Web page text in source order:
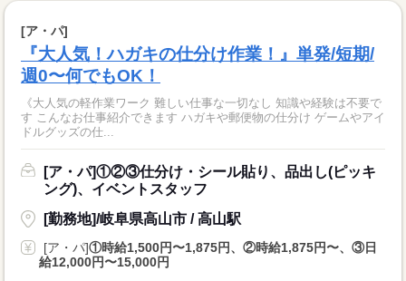
[ア・パ]
『大人気！ハガキの仕分け作業！』単発/短期/
週0〜何でもOK！
《大人気の軽作業ワーク 難しい仕事な一切なし 知識や経験は不要で
す こんなお仕事紹介できます ハガキや郵便物の仕分け ゲームやアイ
ドルグッズの仕...
[ア・パ]①②③仕分け・シール貼り、品出し(ピッキ
ング)、イベントスタッフ
[勤務地]/岐阜県高山市 / 高山駅
[ア・パ]①時給1,500円〜1,875円、②時給1,875円〜、③日
給12,000円〜15,000円